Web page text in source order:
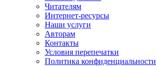
Читателям
Интернет-ресурсы
Наши услуги
Авторам
Контакты
Условия перепечатки
Политика конфиденциальности